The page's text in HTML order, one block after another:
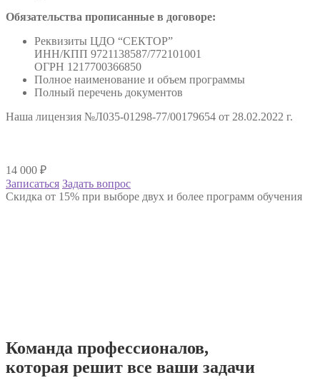
Обязательства прописанные в договоре:
Реквизиты ЦДО “СЕКТОР”
ИНН/КПП 9721138587/772101001
ОГРН 1217700366850
Полное наименование и объем программы
Полный перечень документов
Наша лицензия №Л035-01298-77/00179654 от 28.02.2022 г.
14 000 ₽
Записаться Задать вопрос
Скидка от 15% при выборе двух и более программ обучения
Команда профессионалов,
которая решит все ваши задачи